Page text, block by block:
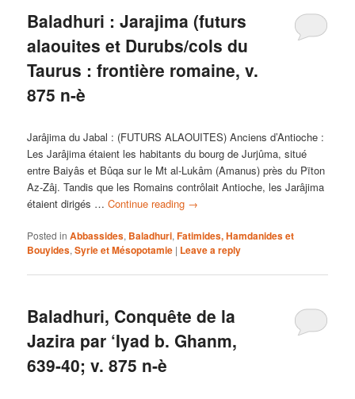
Baladhuri : Jarajima (futurs
alaouites et Durubs/cols du
Taurus : frontière romaine, v.
875 n-è
Jarâjima du Jabal : (FUTURS ALAOUITES) Anciens d’Antioche :
Les Jarâjima étaient les habitants du bourg de Jurjûma, situé
entre Baiyâs et Bûqa sur le Mt al-Lukâm (Amanus) près du Pïton
Az-Zâj. Tandis que les Romains contrôlait Antioche, les Jarâjima
étaient dirigés …Continue reading →
Posted in Abbassides, Baladhuri,Fatimides, Hamdanides et
Bouyides,Syrie et Mésopotamie | Leave a reply
Baladhuri, Conquête de la
Jazira par ‘Iyad b. Ghanm,
639-40; v. 875 n-è